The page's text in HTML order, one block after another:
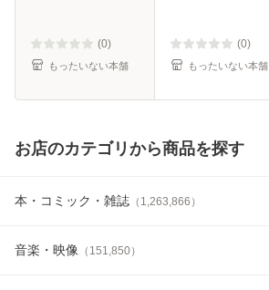
(0)
もったいない本舗
(0)
もったいない本舗
お店のカテゴリから商品を探す
本・コミック・雑誌 （ 1,263,866 ）
音楽・映像 （ 151,850）